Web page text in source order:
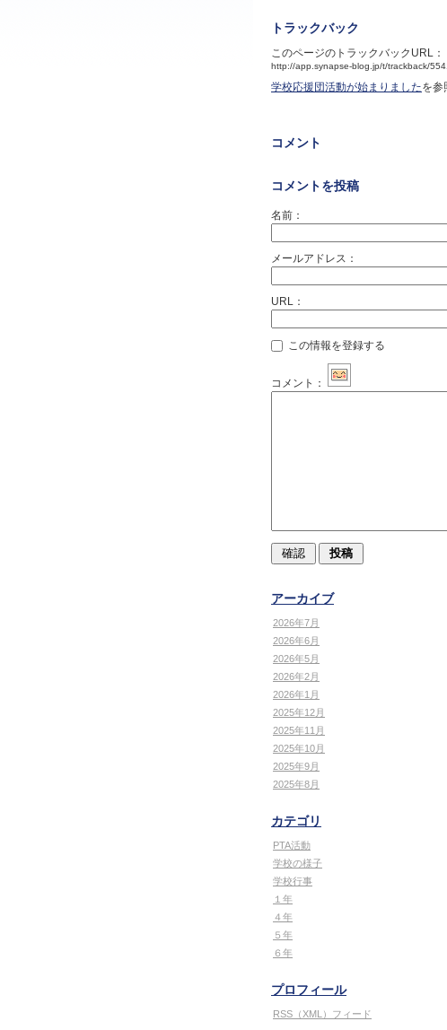
トラックバック
このページのトラックバックURL：
http://app.synapse-blog.jp/t/trackback/
学校応援団活動が始まりましたを参
コメント
コメントを投稿
名前：
メールアドレス：
URL：
この情報を登録する
コメント：
アーカイブ
2026年7月
2026年6月
2026年5月
2026年2月
2026年1月
2025年12月
2025年11月
2025年10月
2025年9月
2025年8月
カテゴリ
PTA活動
学校の様子
学校行事
１年
４年
５年
６年
プロフィール
RSS（XML）フィード